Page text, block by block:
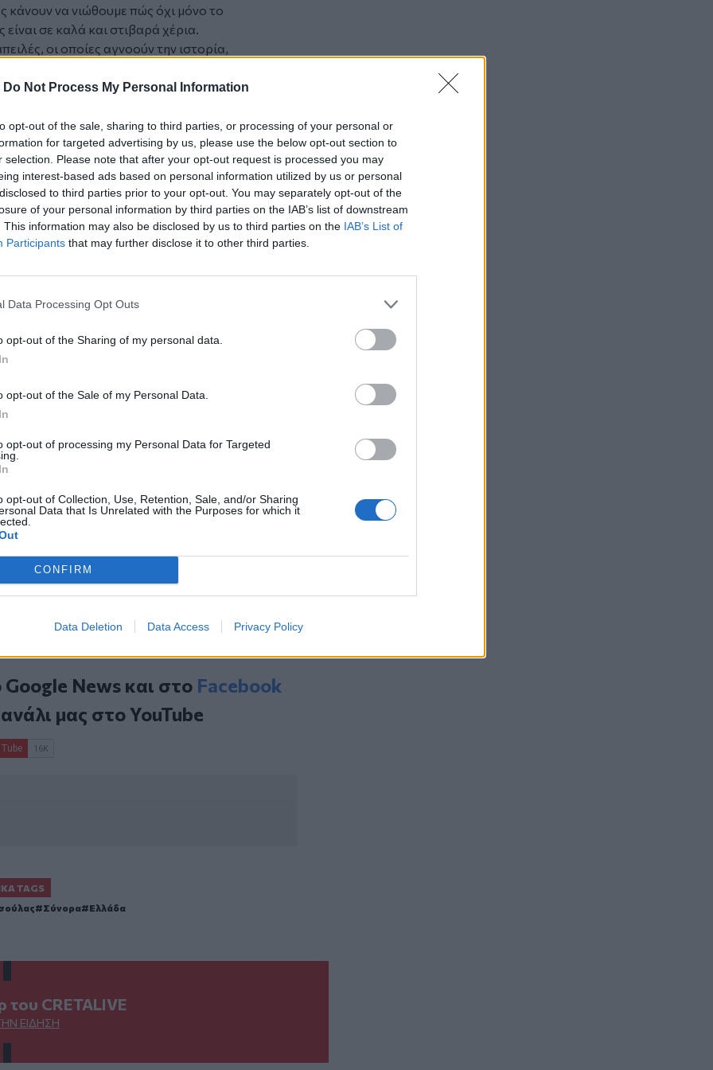
Do Not Process My Personal Information
opt-out of the sale, sharing to third parties, or processing of your personal or
for targeted advertising by us, please use the below opt-out section to
selection. Please note that after your opt-out request is processed you may
interest-based ads based on personal information utilized by us or personal
to third parties prior to your opt-out. You may separately opt-out of the
of your personal information by third parties on the IAB’s list of downstream
This information may also be disclosed by us to third parties on the IAB’s List of
Participants that may further disclose it to other third parties.
Data Processing Opt Outs
opt-out of the Sharing of my personal data.
opt-out of the Sale of my Personal Data.
opt-out of processing my Personal Data for Targeted
opt-out of Collection, Use, Retention, Sale, and/or Sharing
Data that Is Unrelated with the Purposes for which it
CONFIRM
Data Deletion Data Access Privacy Policy
κάνουν να νιώθουμε πώς όχι μόνο το
σε καλά και στιβαρά χέρια.
οι οποίες αγνοούν την ιστορία,
μας, αγνοούν το δίκαιο της
να μας προκαλούν.
αισιοδοξία είμαστε εδώ ακλόνητοι να
στον ελληνικό λαό να
επάγγελμά του, την
από τέτοιες έγνοιες. Εχουν γνώση
στο Επιτηρητικό Φυλάκιο , ο
ταξίαρχος Σωτήρης
του 536ου Μηχανοκίνητου
Λιόντος.
Θανάσης Δαβάκης, ο διοικητής
αντιστράτηγος Παναγιώτης
υποστράτηγος Παύλος
Γέφυρα
συνοδευόμενος από τον
του Στρατού, περπάτησε
Ελλάδας- Τουρκίας. Εκεί χαιρέτισε
συνομίλησε μαζί τους και τους
Δημοκρατίας απευθύνθηκε στην
ακίνητο Ανδρουλάκη στο Ηράκλειο
ΕΟΠΥΥ με εικονικές
Google Newsκαι στο Facebook
μας στοYouTube
TAGS
Σύνορα Ελλάδα
του CRETALIVE
ΕΊΔΗΣΗ
Σητεία: Φωτιά στα Αχλάδια, δύσκολη
μάχη με τις φλόγες - Βίντεο